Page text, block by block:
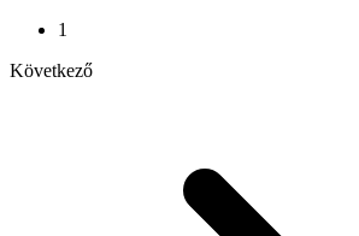
1
Következő